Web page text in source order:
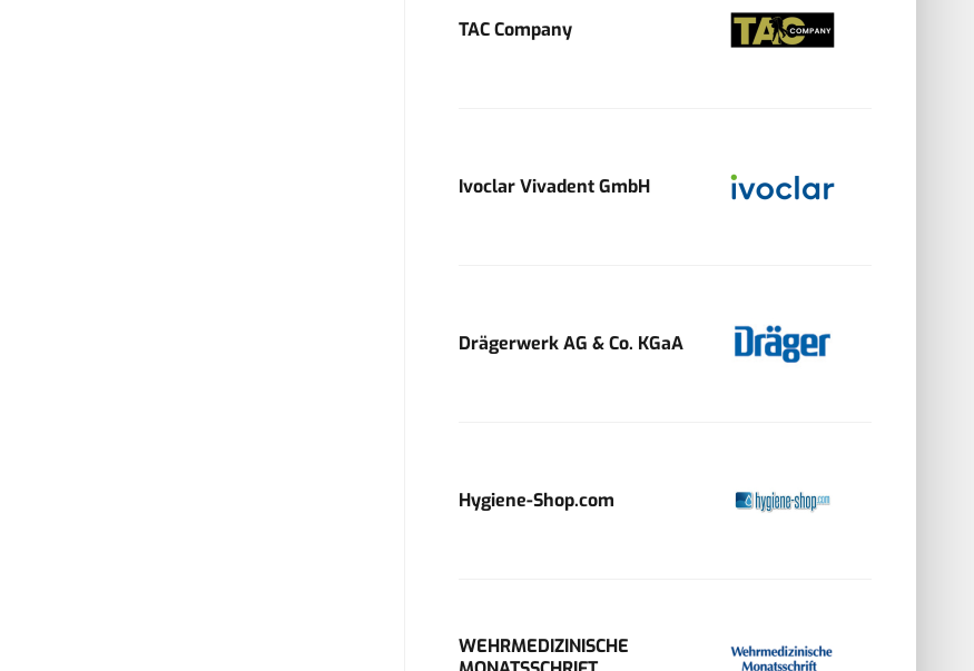
TAC Company
Ivoclar Vivadent GmbH
Drägerwerk AG & Co. KGaA
Hygiene-Shop.com
WEHRMEDIZINISCHE